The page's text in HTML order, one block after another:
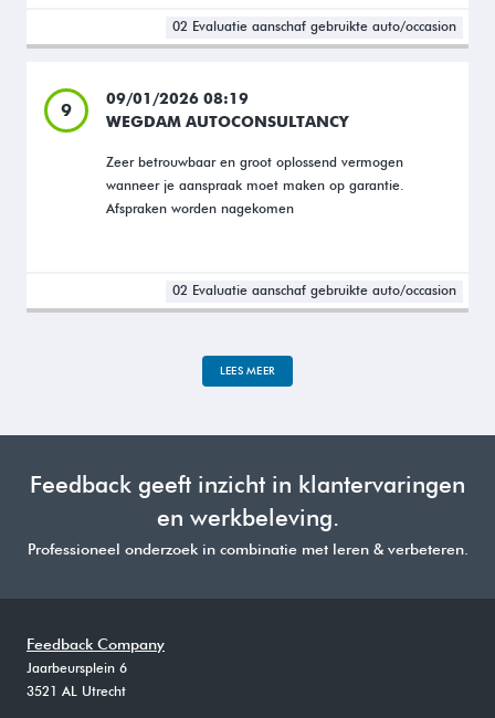
02 Evaluatie aanschaf gebruikte auto/occasion
9
09/01/2026 08:19
WEGDAM AUTOCONSULTANCY
Zeer betrouwbaar en groot oplossend vermogen
wanneer je aanspraak moet maken op garantie.
Afspraken worden nagekomen
02 Evaluatie aanschaf gebruikte auto/occasion
LEES MEER
Feedback geeft inzicht in klantervaringen
en werkbeleving.
Professioneel onderzoek in combinatie met leren & verbeteren.
Feedback Company
Jaarbeursplein 6
3521 AL Utrecht